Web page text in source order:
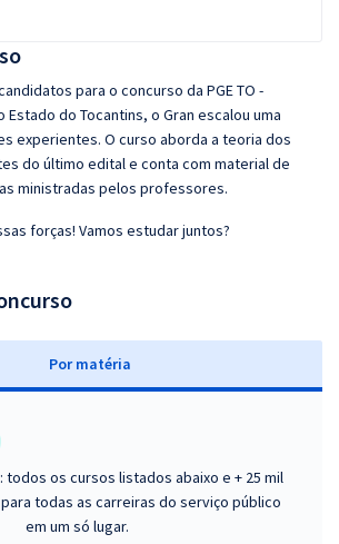
para o concurso da PGE TO -
Estado do Tocantins, o Gran escalou uma
experientes. O curso aborda a teoria dos
do último edital e conta com material de
ministradas pelos professores.
forças! Vamos estudar juntos?
Por matéria
todos os cursos listados abaixo e + 25 mil
todas as carreiras do serviço público
em um só lugar.